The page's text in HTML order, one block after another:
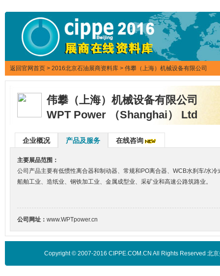
返回官网首页 > 2016北京石油展商资料库 > 伟攀（上海）机械设备有限公司
伟攀（上海）机械设备有限公司
WPT Power （Shanghai） Ltd
企业概况 产品及服务 在线咨询
主要展品范围：
公司产品主要有低惯性离合器和制动器、常规和PO离合器、WCB水刹车/水
船舶工业、造纸业、钢铁加工业、金属成型业、采矿业和高速公路筑路业。
公司网址： www.WPTpower.cn
Copyright © 2007-2016 CIPPE.COM.CN All Rights Reserved